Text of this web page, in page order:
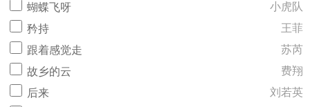
蝴蝶飞呀
小虎队
矜持
王菲
跟着感觉走
苏芮
故乡的云
费翔
后来
刘若英